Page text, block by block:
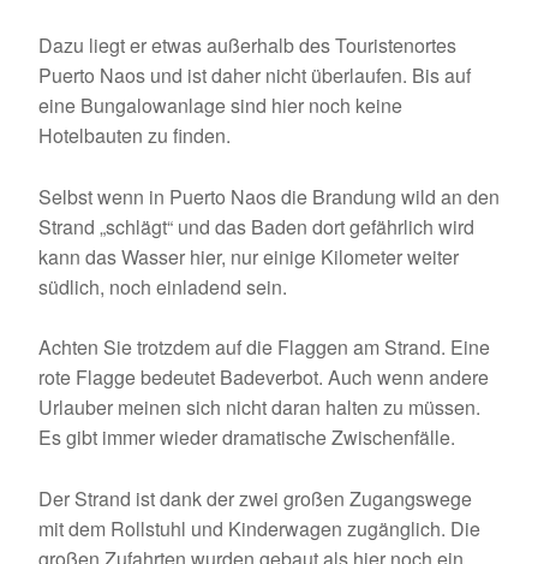
Dazu liegt er etwas außerhalb des Touristenortes
Puerto Naos und ist daher nicht überlaufen. Bis auf
eine Bungalowanlage sind hier noch keine
Hotelbauten zu finden.
Selbst wenn in Puerto Naos die Brandung wild an den
Strand „schlägt“ und das Baden dort gefährlich wird
kann das Wasser hier, nur einige Kilometer weiter
südlich, noch einladend sein.
Achten Sie trotzdem auf die Flaggen am Strand. Eine
rote Flagge bedeutet Badeverbot. Auch wenn andere
Urlauber meinen sich nicht daran halten zu müssen.
Es gibt immer wieder dramatische Zwischenfälle.
Der Strand ist dank der zwei großen Zugangswege
mit dem Rollstuhl und Kinderwagen zugänglich. Die